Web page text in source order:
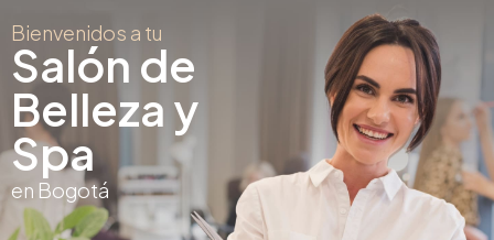
Bienvenidos a tu
Salón de
Belleza y
Spa
en Bogotá